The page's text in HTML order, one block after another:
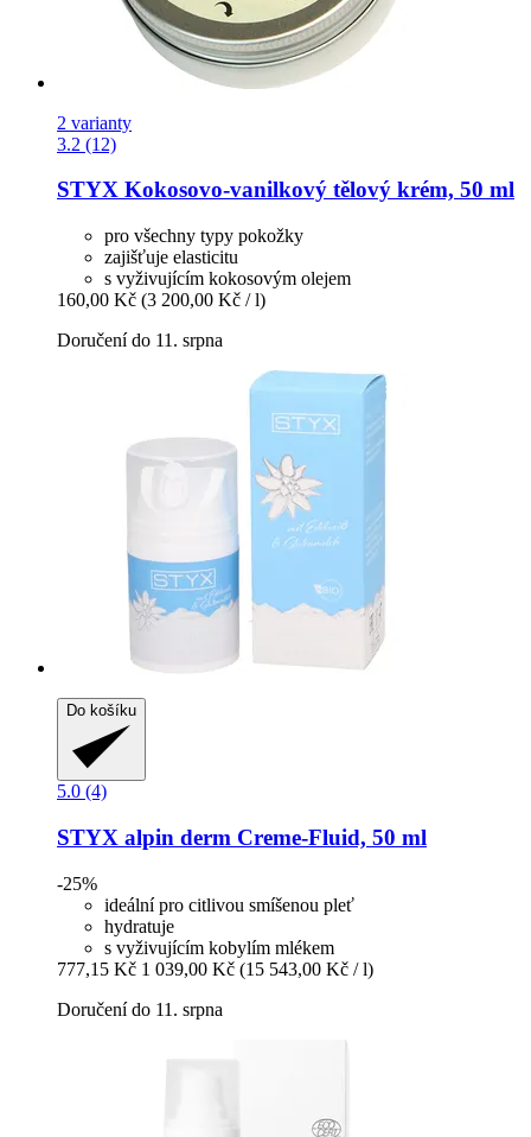
2 varianty
3.2 (12)
STYX Kokosovo-​vanilkový tělový krém, 50 ml
pro všechny typy pokožky
zajišťuje elasticitu
s vyživujícím kokosovým olejem
160,00 Kč (3 200,00 Kč / l)
Doručení do 11. srpna
Do košíku
5.0 (4)
STYX alpin derm Creme-​Fluid, 50 ml
-25%
ideální pro citlivou smíšenou pleť
hydratuje
s vyživujícím kobylím mlékem
777,15 Kč 1 039,00 Kč (15 543,00 Kč / l)
Doručení do 11. srpna